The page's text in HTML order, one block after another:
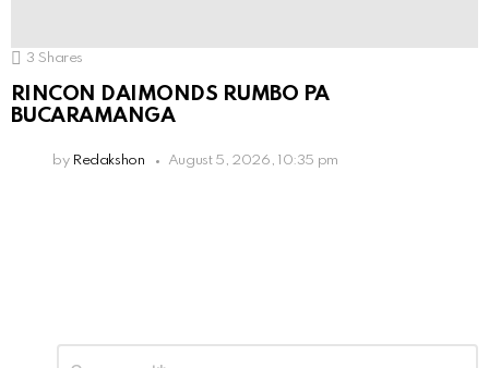
3 Shares
RINCON DAIMONDS RUMBO PA
BUCARAMANGA
by Redakshon August 5, 2026, 10:35 pm